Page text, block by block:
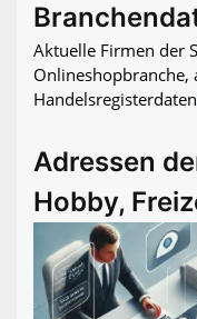
Aktuelle Firmen der
Onlineshopbranche,
Adressen
Hobby,